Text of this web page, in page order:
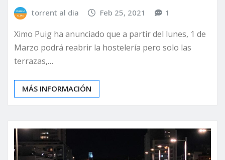
torrent al dia Feb 25, 2021 1
Ximo Puig ha anunciado que a partir del lunes, 1 de
Marzo podrá reabrir la hostelería pero solo las
terrazas,…
MÁS INFORMACIÓN